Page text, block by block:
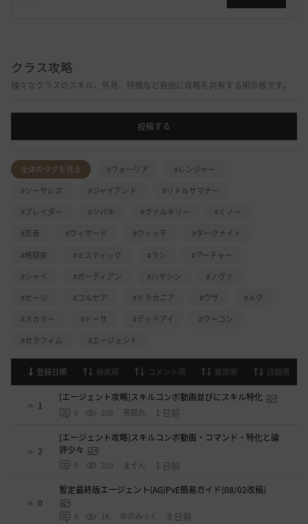
クラス攻略
様々なクラスのスキル、外見、特徴など自由に攻略を共有する掲示板です。
投稿する
全体のタグを見る #ウォーリア
#レンジャー
#ソーサレス
#ジャイアント
#リトルサマナー
#ブレイダー
#ツバキ #ヴァルキリー
#くノ一
#忍者
#ウィザード #ウィッチ
#ダークナイト
#格闘家
#ミスティック #ラン
#アーチャー
#シャイ
#ガーディアン #ハサシン
#ノヴァ
#セージ
#コルセア #ドラカニア #ウサ
#メグ
#スカラー
#ドーサ #デッドアイ
#ウーコン
#セラフィム
#エージェント
登録日順 検索順 コメント順 推奨順 話題順
1
[エージェント攻略]スキルコンボ動画並びにスキル特化
0 238 夜狐丸 1 日前
2
[エージェント攻略]スキルコンボ動画・コマンド・特化と論
評少々
0 219 まそん 1 日前
0
暫定最終版エージェント(AG)PvE簡易ガイド(08/02改稿)
0 1K ゆのみっく 8 日前